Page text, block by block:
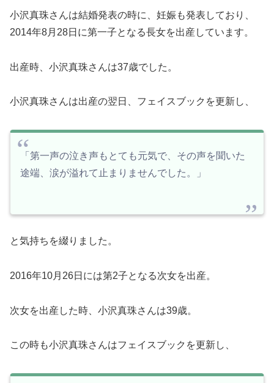
小沢真珠さんは結婚発表の時に、妊娠も発表しており、
2014年8月28日に第一子となる長女を出産しています。
出産時、小沢真珠さんは37歳でした。
小沢真珠さんは出産の翌日、フェイスブックを更新し、
「第一声の泣き声もとても元気で、その声を聞いた
途端、涙が溢れて止まりませんでした。」
と気持ちを綴りました。
2016年10月26日には第2子となる次女を出産。
次女を出産した時、小沢真珠さんは39歳。
この時も小沢真珠さんはフェイスブックを更新し、